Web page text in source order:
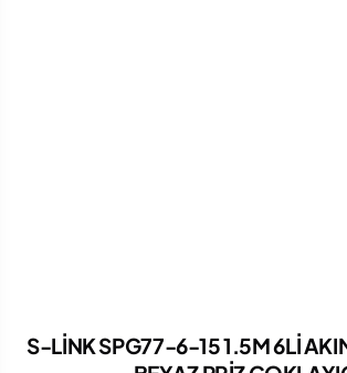
S-LİNK SPG77-6-15 1.5M 6Lİ